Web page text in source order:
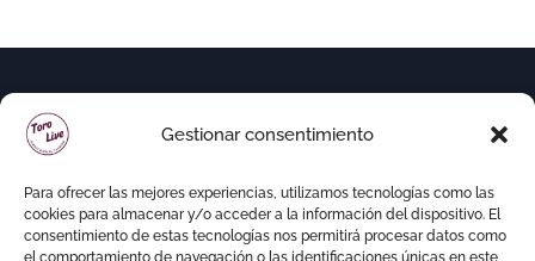
Gestionar consentimiento
Para ofrecer las mejores experiencias, utilizamos tecnologías como las
cookies para almacenar y/o acceder a la información del dispositivo. El
consentimiento de estas tecnologías nos permitirá procesar datos como
el comportamiento de navegación o las identificaciones únicas en este